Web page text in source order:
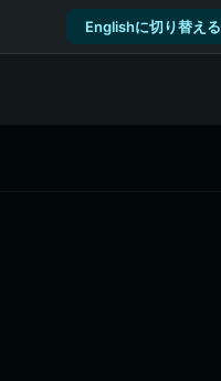
Englishに切り替える